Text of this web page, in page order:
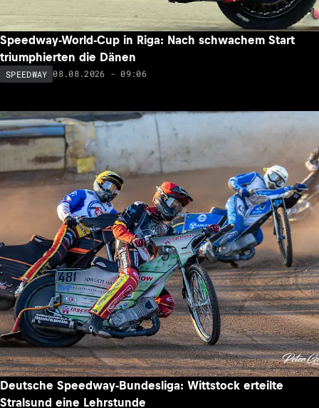
Speedway-World-Cup in Riga: Nach schwachem Start
triumphierten die Dänen
SPEEDWAY 08.08.2026 - 09:06
Deutsche Speedway-Bundesliga: Wittstock erteilte
Stralsund eine Lehrstunde